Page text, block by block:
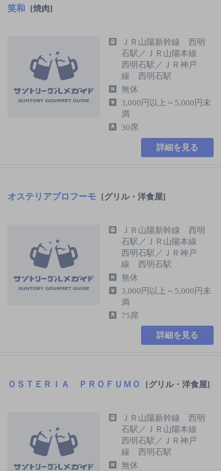
笑和 [焼肉]
ＪＲ山陽新幹線 西明
石駅／ＪＲ山陽本線
西明石駅／ＪＲ神戸
線 西明石駅
無休
3,000円以上～5,000円未
満
30席
詳細を見る
オステリアプロフーモ [グリル・洋食屋]
ＪＲ山陽新幹線 西明
石駅／ＪＲ山陽本線
西明石駅／ＪＲ神戸
線 西明石駅
無休
3,000円以上～5,000円未
満
75席
詳細を見る
ＯＳＴＥＲＩＡ ＰＲＯＦＵＭＯ [グリル・洋食屋]
ＪＲ山陽新幹線 西明
石駅／ＪＲ山陽本線
西明石駅／ＪＲ神戸
線 西明石駅
無休